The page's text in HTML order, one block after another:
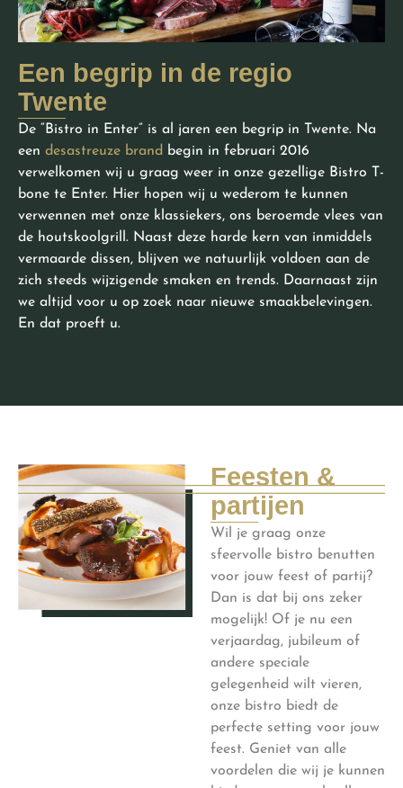
Een begrip in de regio
Twente
De “Bistro in Enter” is al jaren een begrip in Twente. Na
een desastreuze brand begin in februari 2016
verwelkomen wij u graag weer in onze gezellige Bistro T-
bone te Enter. Hier hopen wij u wederom te kunnen
verwennen met onze klassiekers, ons beroemde vlees van
de houtskoolgrill. Naast deze harde kern van inmiddels
vermaarde dissen, blijven we natuurlijk voldoen aan de
zich steeds wijzigende smaken en trends. Daarnaast zijn
we altijd voor u op zoek naar nieuwe smaakbelevingen.
En dat proeft u.
Feesten &
partijen
Wil je graag onze
sfeervolle bistro benutten
voor jouw feest of partij?
Dan is dat bij ons zeker
mogelijk! Of je nu een
verjaardag, jubileum of
andere speciale
gelegenheid wilt vieren,
onze bistro biedt de
perfecte setting voor jouw
feest. Geniet van alle
voordelen die wij je kunnen